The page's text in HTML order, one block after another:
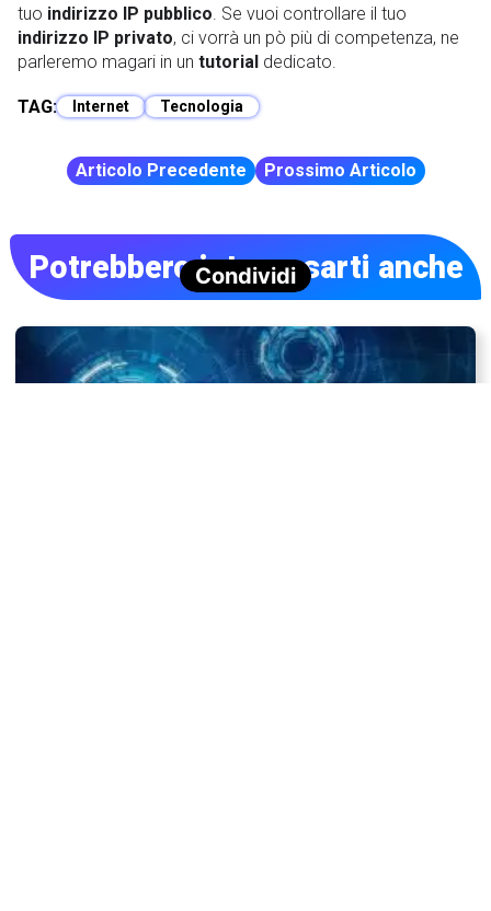
tuo indirizzo IP pubblico . Se vuoi controllare il tuo
indirizzo IP privato, ci vorrà un pò più di competenza, ne
parleremo magari in un tutorial dedicato.
TAG: Internet Tecnologia
Articolo Precedente Prossimo Articolo
Potrebbero interessarti anche
Condividi